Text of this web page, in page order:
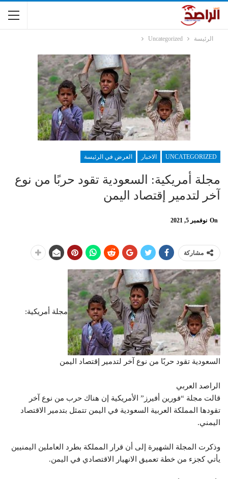
الرئيسة Uncategorized
UNCATEGORIZED الاخبار العرض في الرئيسة
مجلة أمريكية: السعودية تقود حربًا من نوع
آخر لتدمير إقتصاد اليمن
On نوفمبر 5, 2021
مشاركة
مجلة أمريكية:
السعودية تقود حربًا من نوع آخر لتدمير إقتصاد اليمن
الراصد العربي
قالت مجلة “فورين أفيرز” الأمريكية إن هناك حرب من نوع آخر
تقودها المملكة العربية السعودية في اليمن تتمثل بتدمير الاقتصاد
اليمني.
وذكرت المجلة الشهيرة إلى أن قرار المملكة بطرد العاملين اليمنيين
يأتي كجزء من خطة تعميق الانهيار الاقتصادي في اليمن.